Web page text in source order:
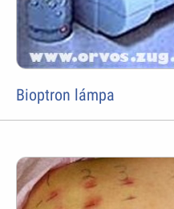
Bioptron lámpa